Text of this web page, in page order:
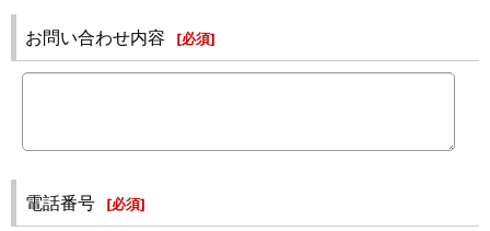
お問い合わせ内容 [必須]
電話番号 [必須]